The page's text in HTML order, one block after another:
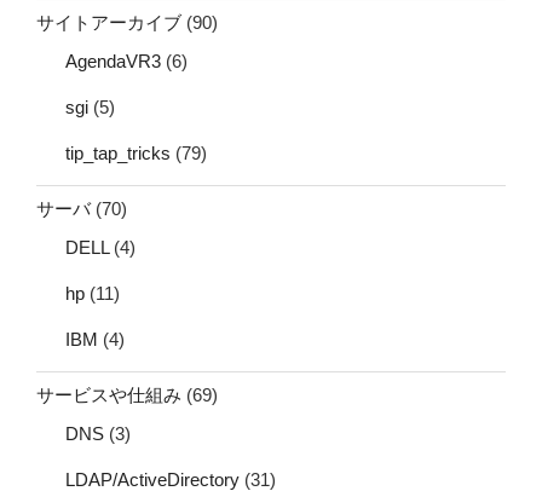
サイトアーカイブ (90)
AgendaVR3 (6)
sgi (5)
tip_tap_tricks (79)
サーバ(70)
DELL(4)
hp (11)
IBM (4)
サービスや仕組み (69)
DNS (3)
LDAP/ActiveDirectory (31)